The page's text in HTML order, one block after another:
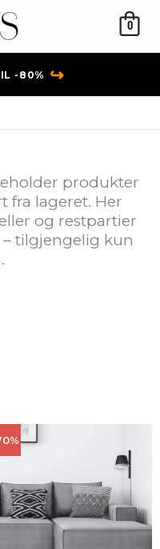
0
-80% ↪
produkter
fra lageret. Her
og restpartier
tilgjengelig kun